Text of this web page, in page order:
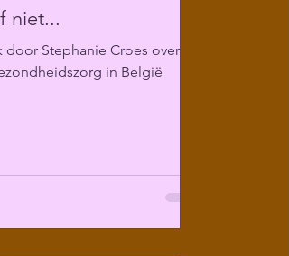
niet...
door Stephanie Croes over
in België